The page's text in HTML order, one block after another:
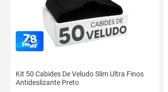
Kit 50 Cabides De Veludo Slim Ultra Finos
Antideslizante Preto